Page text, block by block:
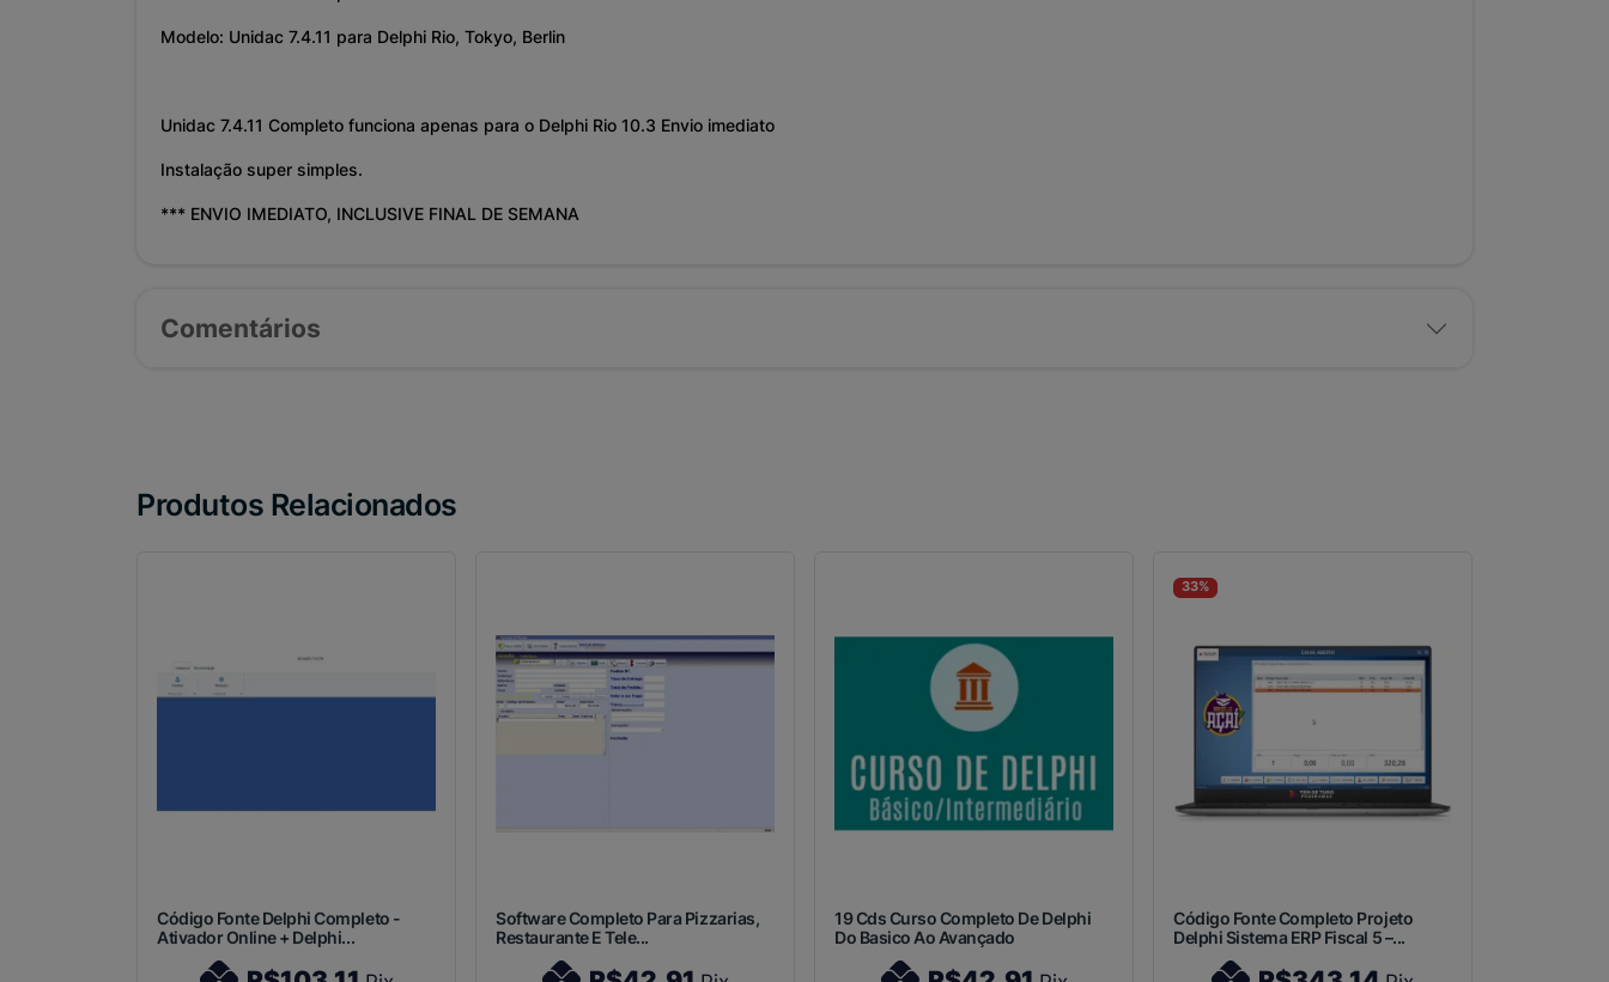
Modelo: Unidac 7.4.11 para Delphi Rio, Tokyo, Berlin
Unidac 7.4.11 Completo funciona apenas para o Delphi Rio 10.3 Envio imediato
Instalação super simples.
*** ENVIO IMEDIATO, INCLUSIVE FINAL DE SEMANA
Comentários
Produtos Relacionados
Código Fonte Delphi Completo -
Ativador Online + Delphi...
Software Completo Para Pizzarias,
Restaurante E Tele...
19 Cds Curso Completo De Delphi
Do Basico Ao Avançado
33%
Código Fonte Completo Projeto
Delphi Sistema ERP Fiscal 5 –...